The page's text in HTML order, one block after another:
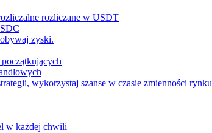
rozliczane w USDT
zyski.
wykorzystaj szanse w czasie zmienności rynku
w każdej chwili